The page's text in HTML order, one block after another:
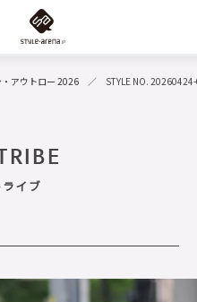
アウトロー 2026 STYLE NO.
イブ